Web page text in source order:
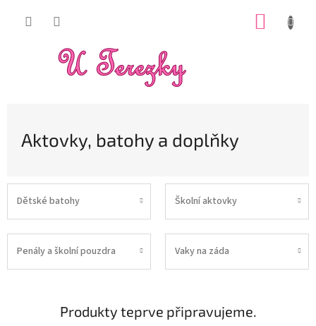
Aktovky, batohy a doplňky
Dětské batohy Školní aktovky
Penály a školní pouzdra Vaky na záda
Produkty teprve připravujeme.